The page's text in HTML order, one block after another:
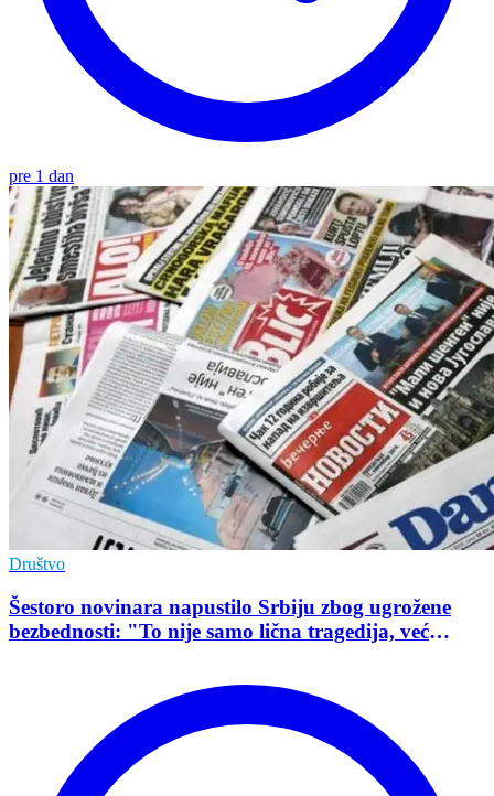
pre 1 dan
Društvo
Šestoro novinara napustilo Srbiju zbog ugrožene
bezbednosti: "To nije samo lična tragedija, već